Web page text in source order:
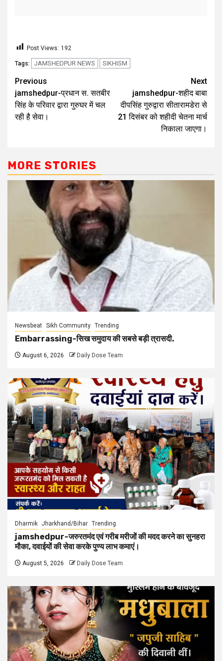
Post Views: 192
Tags: JAMSHEDPUR NEWS SIKHISM
Previous
jamshedpur-प्रधान स. सतबीर
सिंह के परिवार द्वारा गुरुघर में चल
रही है सेवा।
Next
jamshedpur-शहीद बाबा
दीपसिंह गुरुद्वारा सीतारामडेरा से
21 दिसंबर को शहीदी चेतना मार्च
निकाला जाएगा।
MORE STORIES
Newsbeat Sikh Community Trending
Embarrassing-सिख समुदाय की सबसे बड़ी त्रासदी.
August 6, 2026 Daily Dose Team
Dharmik Jharkhand/Bihar Trending
jamshedpur-जरुरतमंद एवं गरीब मरीजों की मदद करने का सुनहरा
मौका, दवाईयों की सेवा करके पुण्य लाभ कमाएं।
August 5, 2026 Daily Dose Team